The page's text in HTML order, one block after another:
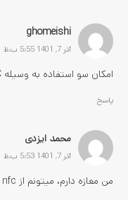
ghomeishi
آذر 7, 1401 5:55 ب.ظ
امکان سو استفاده به وسیله NFC وجود داره؟
پاسخ
محمد ایزدی
آذر 7, 1401 5:53 ب.ظ
من مغازه دارم، میتونم از nfc برای کارم استفاده کنم؟